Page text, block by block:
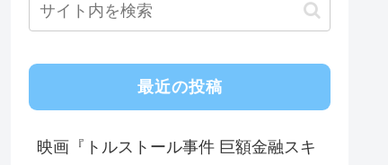
最近の投稿
映画『トルストール事件 巨額金融スキ